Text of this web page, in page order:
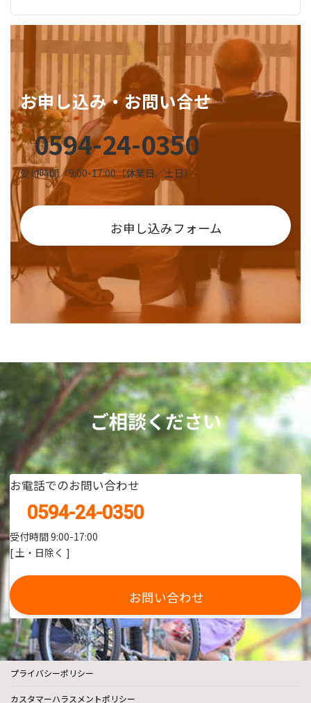
お申し込み・お問い合せ
0594-24-0350
受付時間／9:00-17:00（休業日／土日）
お申し込みフォーム
ご相談ください
お電話でのお問い合わせ
0594-24-0350
受付時間 9:00-17:00
[ 土・日除く ]
お問い合わせ
プライバシーポリシー
カスタマーハラスメントポリシー